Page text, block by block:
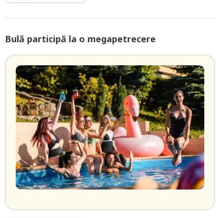
Bulă participă la o megapetrecere